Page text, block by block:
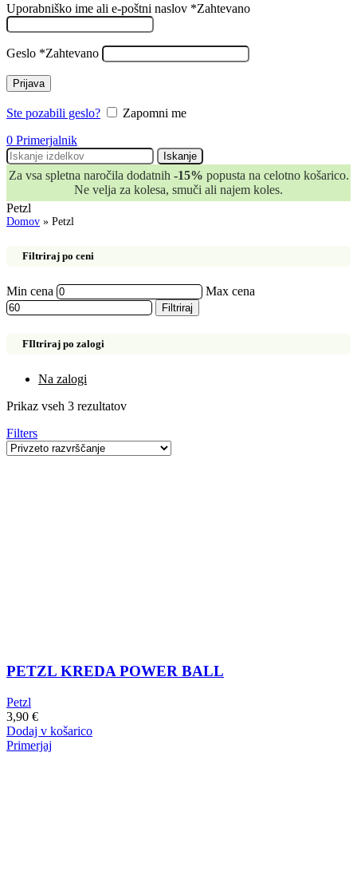
Uporabniško ime ali e-poštni naslov *Zahtevano
Geslo *Zahtevano
Prijava
Ste pozabili geslo?
Zapomni me
0 Primerjalnik
Iskanje
Za vsa spletna naročila dodatnih -15% popusta na celotno košarico.
Ne velja za kolesa, smuči ali najem koles.
Petzl
Domov » Petzl
Filtriraj po ceni
Min cena Max cena
Filtriraj
FIltriraj po zalogi
Na zalogi
Prikaz vseh 3 rezultatov
Filters
PETZL KREDA POWER BALL
Petzl
3,90 €
Dodaj v košarico
Primerjaj